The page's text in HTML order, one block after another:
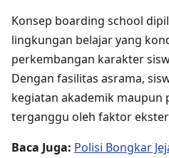
Konsep boarding school
lingkungan belajar yang
perkembangan karakter
Dengan fasilitas asrama,
kegiatan akademik maupun
terganggu oleh faktor
Baca Juga: Polisi Bongkar